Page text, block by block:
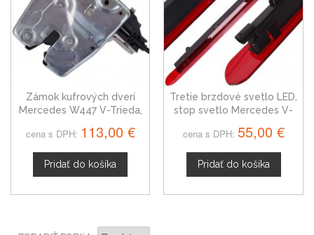
Zámok kufrových dverí
Mercedes W447 V-Trieda,
cena s DPH: 113,00 €
Pridať do košíka
Tretie brzdové svetlo LED,
stop svetlo Mercedes V-
cena s DPH: 55,00 €
Pridať do košíka